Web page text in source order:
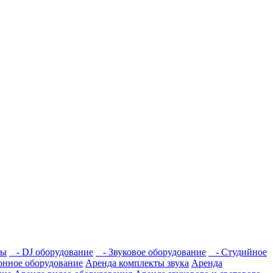
- DJ оборудование - Звуковое оборудование
- Студийное
оборудование Аренда комплекты звука Аренда